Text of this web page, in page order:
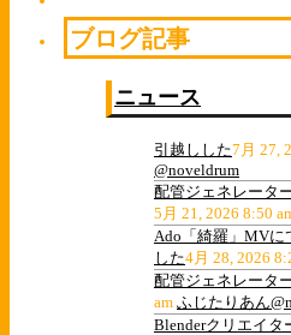
ブログ記事
ニュース
引越しした7月 27,
@noveldrum
配管ジェネレータ
5月 21, 2026 8:50
Ado「綺羅」MVに
した4月 28, 2026
配管ジェネレータ
am ふじたりあん
Blenderクリエイ